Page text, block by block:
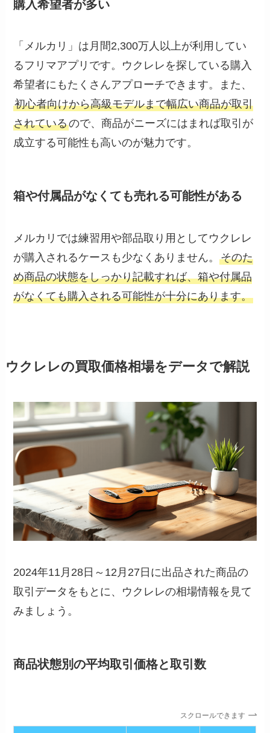
購入希望者が多い
「メルカリ」は月間2,300万人以上が利用してい
るフリマアプリです。ウクレレを探している購入
希望者にもたくさんアプローチできます。また、
初心者向けから高級モデルまで幅広い商品が取引
されているので、商品がニーズにはまれば取引が
成立する可能性も高いのが魅力です。
箱や付属品がなくても売れる可能性がある
メルカリでは練習用や部品取り用としてウクレレ
が購入されるケースも少なくありません。そのた
め商品の状態をしっかり記載すれば、箱や付属品
がなくても購入される可能性が十分にあります。
ウクレレの買取価格相場をデータで解説
2024年11月28日～12月27日に出品された商品の
取引データをもとに、ウクレレの相場情報を見て
みましょう。
商品状態別の平均取引価格と取引数
スクロールできます